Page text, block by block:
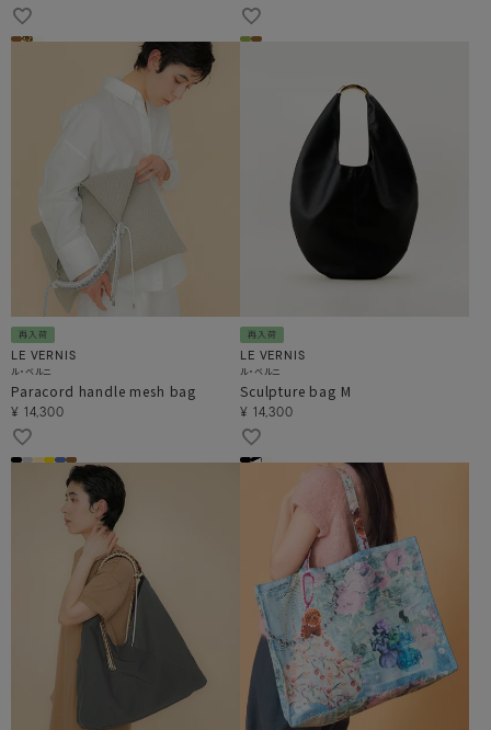
再入荷
LE VERNIS
ル・ベルニ
Paracord handle mesh bag
¥ 14,300
再入荷
LE VERNIS
ル・ベルニ
Sculpture bag M
¥ 14,300